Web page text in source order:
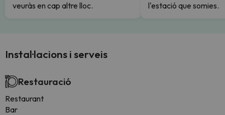
veuràs en cap altre lloc.
l'estació que somies.
Instal·lacions i serveis
Restauració
Restaurant
Bar